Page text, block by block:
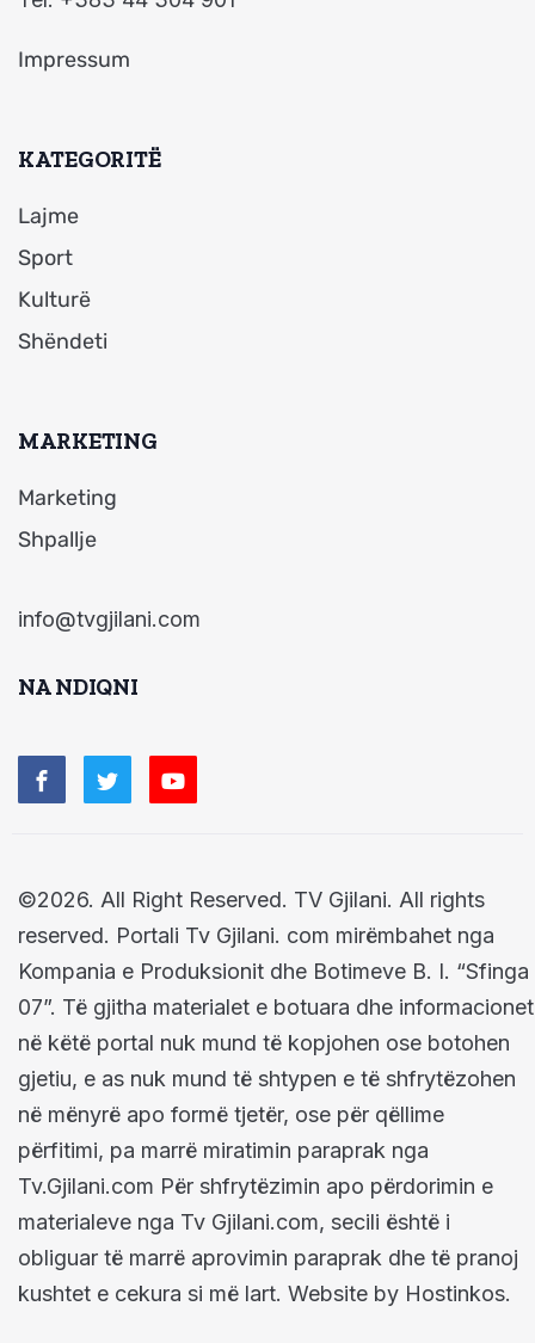
Impressum
KATEGORITË
Lajme
Sport
Kulturë
Shëndeti
MARKETING
Marketing
Shpallje
info@tvgjilani.com
NA NDIQNI
©2026. All Right Reserved. TV Gjilani. All rights
reserved. Portali Tv Gjilani. com mirëmbahet nga
Kompania e Produksionit dhe Botimeve B. I. “Sfinga
07”. Të gjitha materialet e botuara dhe informacionet
në këtë portal nuk mund të kopjohen ose botohen
gjetiu, e as nuk mund të shtypen e të shfrytëzohen
në mënyrë apo formë tjetër, ose për qëllime
përfitimi, pa marrë miratimin paraprak nga
Tv.Gjilani.com Për shfrytëzimin apo përdorimin e
materialeve nga Tv Gjilani.com, secili është i
obliguar të marrë aprovimin paraprak dhe të pranoj
kushtet e cekura si më lart. Website by Hostinkos.